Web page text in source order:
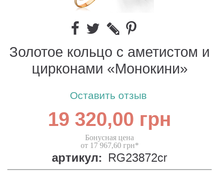
Золотое кольцо с аметистом и
цирконами «Монокини»
Оставить отзыв
19 320,00 грн
Бонусная цена
от 17 967,60 грн*
артикул: RG23872cr